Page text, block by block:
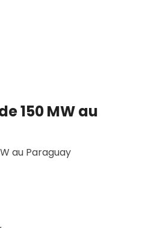
150 MW au
au Paraguay